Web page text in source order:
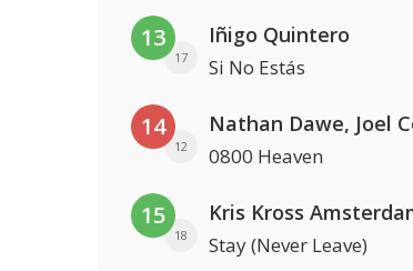
13
17
Iñigo Quintero
Si No Estás
14
12 0800 Heaven
15
18 Stay (Never Leave)